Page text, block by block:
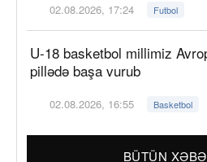
02.08.2026, 17:24 Futbol
U-18 basketbol millimiz
pillədə başa vurub
02.08.2026, 16:55 Basketbol
BÜTÜN